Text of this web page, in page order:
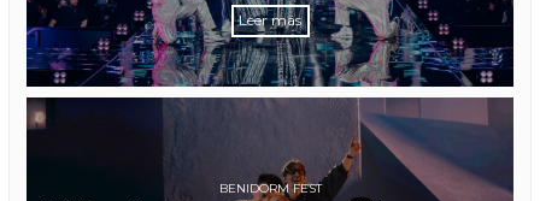
Leer más
BENIDORM FEST